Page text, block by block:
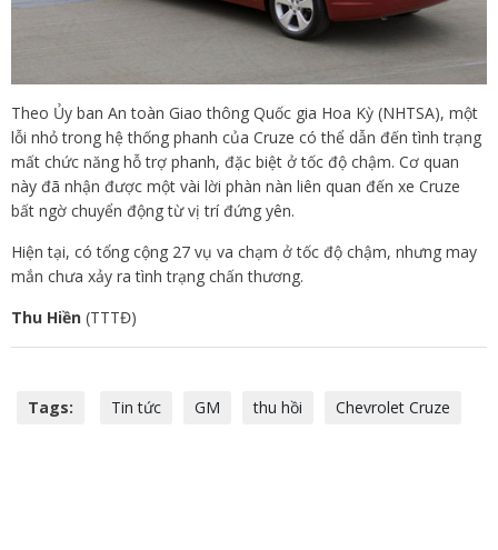
Theo Ủy ban An toàn Giao thông Quốc gia Hoa Kỳ (NHTSA), một
lỗi nhỏ trong hệ thống phanh của Cruze có thể dẫn đến tình trạng
mất chức năng hỗ trợ phanh, đặc biệt ở tốc độ chậm. Cơ quan
này đã nhận được một vài lời phàn nàn liên quan đến xe Cruze
bất ngờ chuyển động từ vị trí đứng yên.
Hiện tại, có tổng cộng 27 vụ va chạm ở tốc độ chậm, nhưng may
mắn chưa xảy ra tình trạng chấn thương.
Thu Hiền (TTTĐ)
Tags: Tin tức GM thu hồi Chevrolet Cruze